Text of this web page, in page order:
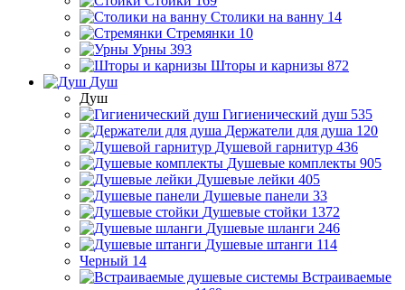
Столики на ванну 14
Стремянки 10
Урны 393
Шторы и карнизы 872
Душ
Душ
Гигиенический душ 535
Держатели для душа 120
Душевой гарнитур 436
Душевые комплекты 905
Душевые лейки 405
Душевые панели 33
Душевые стойки 1372
Душевые шланги 246
Душевые штанги 114
Черный 14
Встраиваемые